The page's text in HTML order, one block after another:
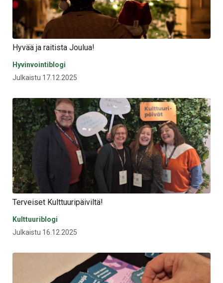
Hyvää ja raitista Joulua!
Hyvinvointiblogi
Julkaistu 17.12.2025
Terveiset Kulttuuripäiviltä!
Kulttuuriblogi
Julkaistu 16.12.2025